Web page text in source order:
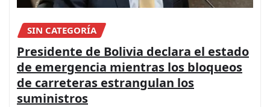
SIN CATEGORÍA
Presidente de Bolivia declara el estado
de emergencia mientras los bloqueos
de carreteras estrangulan los
suministros